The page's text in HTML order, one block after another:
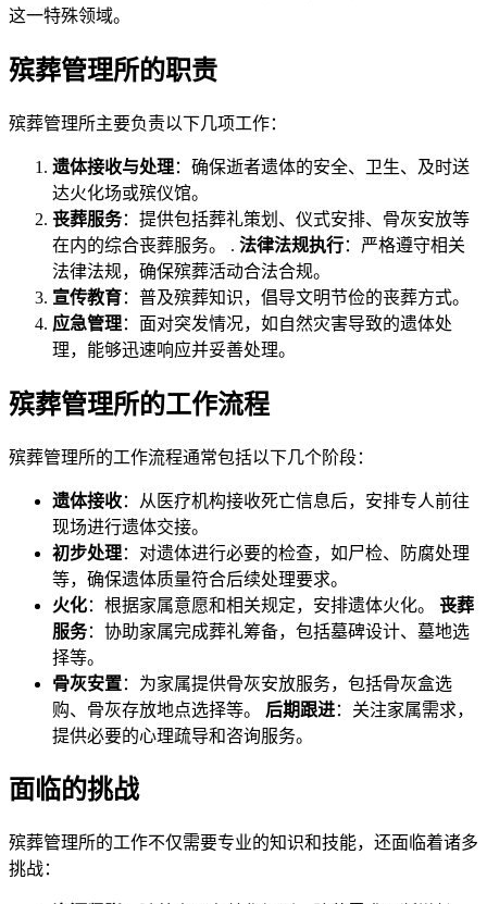
这一特殊领域。
殡葬管理所的职责
殡葬管理所主要负责以下几项工作：
遗体接收与处理：确保逝者遗体的安全、卫生、及时送
达火化场或殡仪馆。
丧葬服务：提供包括葬礼策划、仪式安排、骨灰安放等
在内的综合丧葬服务。 . 法律法规执行：严格遵守相关
法律法规，确保殡葬活动合法合规。
宣传教育：普及殡葬知识，倡导文明节俭的丧葬方式。
应急管理：面对突发情况，如自然灾害导致的遗体处
理，能够迅速响应并妥善处理。
殡葬管理所的工作流程
殡葬管理所的工作流程通常包括以下几个阶段：
遗体接收：从医疗机构接收死亡信息后，安排专人前往
现场进行遗体交接。
初步处理：对遗体进行必要的检查，如尸检、防腐处理
等，确保遗体质量符合后续处理要求。
火化：根据家属意愿和相关规定，安排遗体火化。 丧葬
服务：协助家属完成葬礼筹备，包括墓碑设计、墓地选
择等。
骨灰安置：为家属提供骨灰安放服务，包括骨灰盒选
购、骨灰存放地点选择等。 后期跟进：关注家属需求，
提供必要的心理疏导和咨询服务。
面临的挑战
殡葬管理所的工作不仅需要专业的知识和技能，还面临着诸多
挑战：